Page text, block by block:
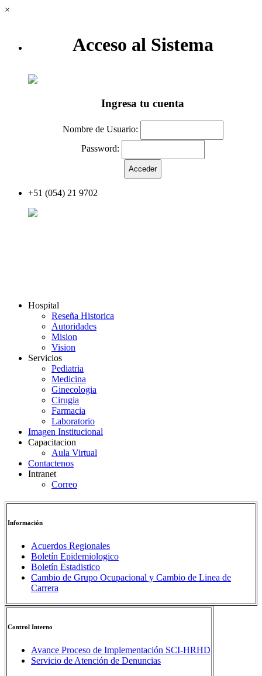
×
Acceso al Sistema
Ingresa tu cuenta
Nombre de Usuario:
Password:
+51 (054) 21 9702
Hospital
Reseña Historica
Autoridades
Mision
Vision
Servicios
Pediatria
Medicina
Ginecologia
Cirugia
Farmacia
Laboratorio
Imagen Institucional
Capacitacion
Aula Virtual
Contactenos
Intranet
Correo
Información
Acuerdos Regionales
Boletín Epidemiologico
Boletín Estadistico
Cambio de Grupo Ocupacional y Cambio de Linea de
Carrera
Control Interno
Avance Proceso de Implementación SCI-HRHD
Servicio de Atención de Denuncias